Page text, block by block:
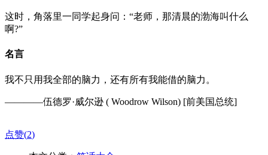
这时，角落里一同学起身问：“老师，那清晨的渤海叫什么
啊?”
名言
我不只用我全部的脑力，还有所有我能借的脑力。
————伍德罗·威尔逊 ( Woodrow Wilson) [前美国总统]
点赞(2)